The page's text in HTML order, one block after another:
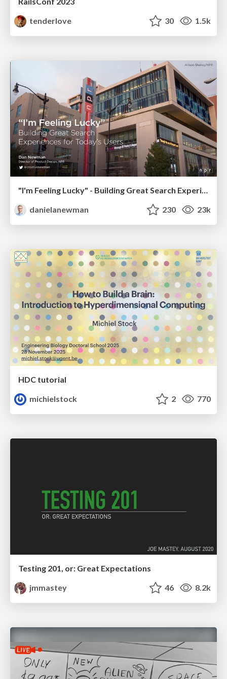
tenderlove
30 1.5k
"I'm Feeling Lucky" - Building Great Search Experiences for Today's Users (#IAC19)
danielanewman
230 23k
HDC tutorial
michielstock
2 770
Testing 201, or: Great Expectations
jmmastey
46 8.2k